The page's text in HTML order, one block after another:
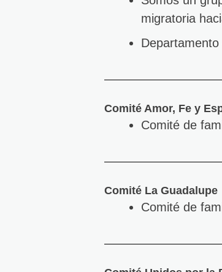
migratoria
Comité Amor, Fe y
Comité de
Comité La Guadalupe
Comité de